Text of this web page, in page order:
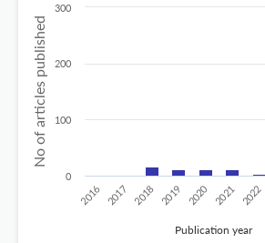
No of articles published
Publication year
2016 2017 2018 2019 2020 2021 2022
0
100
200
300